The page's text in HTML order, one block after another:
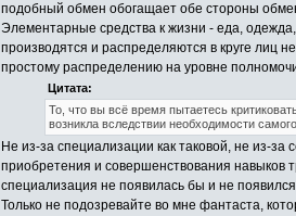
подобный обмен обогащает обе стороны
Элементарные средства к жизни - еда,
производятся и распределяются в круге лиц
простому распределению на уровне
Цитата:
То, что вы всё время пытаетесь
возникла вследствии необходимости
Не из-за специализации как таковой, не из-
приобретения и совершенствования навыков
специализация не появилась бы и не
Только не подозревайте во мне фантаста,